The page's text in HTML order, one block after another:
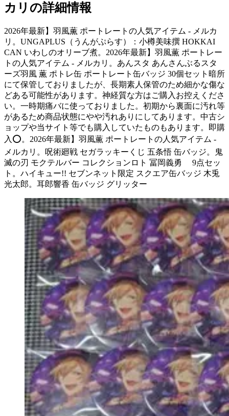
カリの詳細情報
2026年最新】羽風薫 ポートレートの人気アイテム - メルカ
リ。UNGAPLUS（うんがぷらす）：小樽美味撰 HOKKAI
CAN いわしのオリーブ煮。2026年最新】羽風薫 ポートレー
トの人気アイテム - メルカリ。あんスタ あんさんぶるスタ
ーズ羽風 薫 ポトレ缶 ポートレート缶バッジ 30個セット暗所
にて保管しておりましたが、長期素人保管のため細かな傷な
どある可能性があります。神経質な方はご購入お控えくださ
い。一時期痛バに使っておりました。初期から裏面に汚れ等
があるため商品状態にやや汚れありにしてあります。中古シ
ョップや当サイト等でも購入していたものもあります。即購
入⭕️。2026年最新】羽風薫 ポートレートの人気アイテム -
メルカリ。呪術廻戦 セガラッキーくじ 五条悟 缶バッジ。鬼
滅の刃 モクテルバー コレクションロト 冨岡義勇 9点セッ
ト。ハイキュー!! セブンネット限定 スクエア缶バッジ 木兎
光太郎。耳郎響香 缶バッジ グリッター